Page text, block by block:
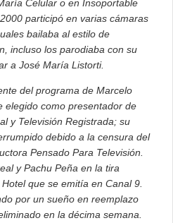
Celular o en Insoportable
participó en varias cámaras
bailaba al estilo de
incluso los parodiaba con su
a José María Listorti.
del programa de Marcelo
elegido como presentador de
y Televisión Registrada; su
debido a la censura del
Pensado Para Televisión.
y Pachu Peña en la tira
que se emitía en Canal 9.
por un sueño en reemplazo
en la décima semana.